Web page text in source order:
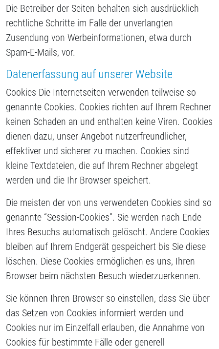
Die Betreiber der Seiten behalten sich ausdrücklich
rechtliche Schritte im Falle der unverlangten
Zusendung von Werbeinformationen, etwa durch
Spam-E-Mails, vor.
Datenerfassung auf unserer Website
Cookies Die Internetseiten verwenden teilweise so
genannte Cookies. Cookies richten auf Ihrem Rechner
keinen Schaden an und enthalten keine Viren. Cookies
dienen dazu, unser Angebot nutzerfreundlicher,
effektiver und sicherer zu machen. Cookies sind
kleine Textdateien, die auf Ihrem Rechner abgelegt
werden und die Ihr Browser speichert.
Die meisten der von uns verwendeten Cookies sind so
genannte “Session-Cookies”. Sie werden nach Ende
Ihres Besuchs automatisch gelöscht. Andere Cookies
bleiben auf Ihrem Endgerät gespeichert bis Sie diese
löschen. Diese Cookies ermöglichen es uns, Ihren
Browser beim nächsten Besuch wiederzuerkennen.
Sie können Ihren Browser so einstellen, dass Sie über
das Setzen von Cookies informiert werden und
Cookies nur im Einzelfall erlauben, die Annahme von
Cookies für bestimmte Fälle oder generell